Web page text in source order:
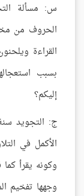
س: مسألة
الحروف من
القراءة
بسبب
إليكم؟
ج: التجويد
الأكمل في
وكونه يقرأ
وجهها تفخيم